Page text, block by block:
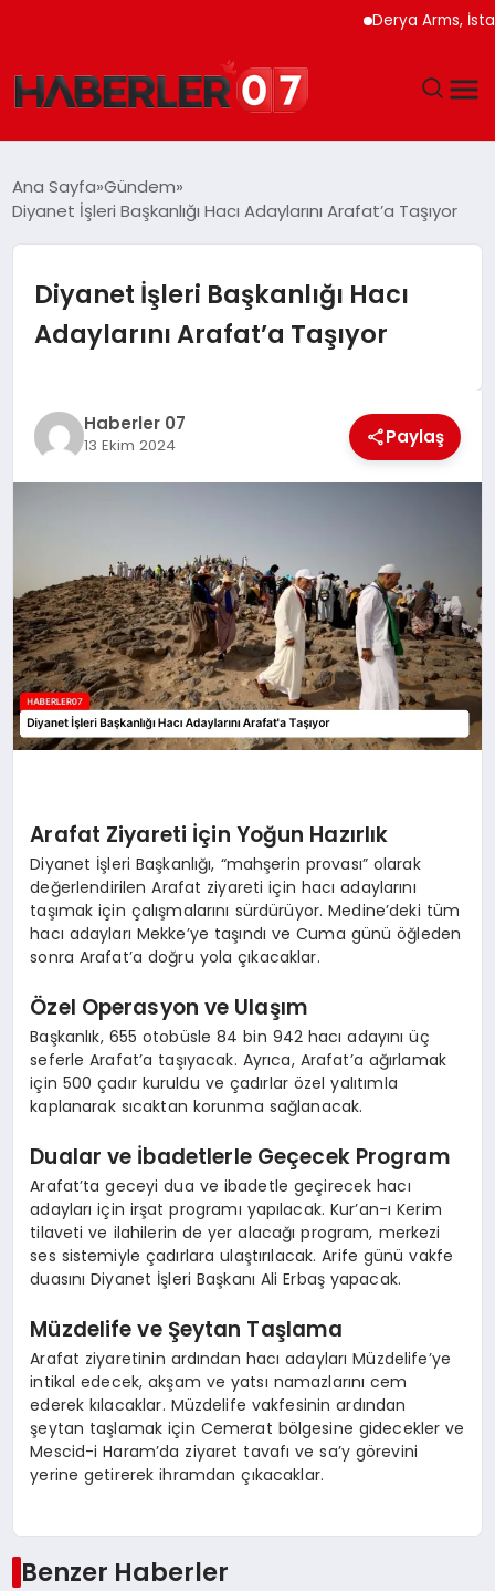
Derya Arms,
EKONOMI
YAŞAM
SPOR
EĞITIM
Ana Sayfa Gündem
Diyanet İşleri Başkanlığı Hacı Adaylarını Arafat’a Taşıyor
Diyanet İşleri Başkanlığı Hacı
Adaylarını Arafat’a Taşıyor
Haberler 07
13 Ekim 2024 Paylaş
Arafat Ziyareti İçin Yoğun Hazırlık
Diyanet İşleri Başkanlığı, “mahşerin provası” olarak
değerlendirilen Arafat ziyareti için hacı adaylarını
taşımak için çalışmalarını sürdürüyor. Medine’deki tüm
hacı adayları Mekke’ye taşındı ve Cuma günü öğleden
sonra Arafat’a doğru yola çıkacaklar.
Özel Operasyon ve Ulaşım
Başkanlık, 655 otobüsle 84 bin 942 hacı adayını üç
seferle Arafat’a taşıyacak. Ayrıca, Arafat’a ağırlamak
için 500 çadır kuruldu ve çadırlar özel yalıtımla
kaplanarak sıcaktan korunma sağlanacak.
Dualar ve İbadetlerle Geçecek Program
Arafat’ta geceyi dua ve ibadetle geçirecek hacı
adayları için irşat programı yapılacak. Kur’an-ı Kerim
tilaveti ve ilahilerin de yer alacağı program, merkezi
ses sistemiyle çadırlara ulaştırılacak. Arife günü vakfe
duasını Diyanet İşleri Başkanı Ali Erbaş yapacak.
Müzdelife ve Şeytan Taşlama
Arafat ziyaretinin ardından hacı adayları Müzdelife’ye
intikal edecek, akşam ve yatsı namazlarını cem
ederek kılacaklar. Müzdelife vakfesinin ardından
şeytan taşlamak için Cemerat bölgesine gidecekler ve
Mescid-i Haram’da ziyaret tavafı ve sa’y görevini
yerine getirerek ihramdan çıkacaklar.
Benzer Haberler